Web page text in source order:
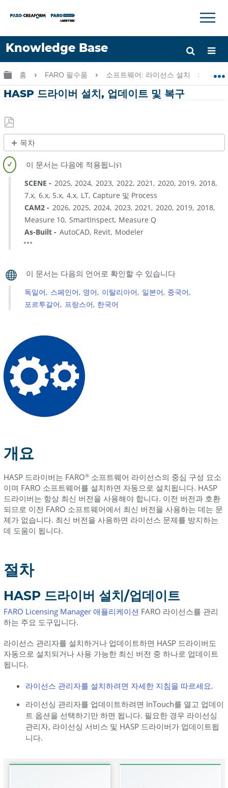
Knowledge Base
언어
도움 받기 로그인
×
글로벌 계층 확장/축소
홈 FARO 필수품 소프트웨어: 라이선스 설치
HASP 드라이버 설치, 업데이트 및 복구
PDF
로
저
장
목차
절
차
HASP
드
라
이
치/
업
데
HASP
Repair
HASP
라
선
라
이
와
RUS
설
치/
업
일
다
운
드
HASP
전
호
확
인
전
SCENE 2025 2024 2023 2022 2021 2020 2019 2018
7.x 6.x 5.x 4.x LT Capture 및 Process
CAM2 2026 2025 2024 2023 2021 2020 2019 2018
Measure 10 SmartInspect Measure Q
As-Built AutoCAD Revit Modeler
독일어 스페인어 영어 이탈리아어 일본어 중국어
포르투갈어 프랑스어 한국어
개요
HASP 드라이버는 FARO®소프트웨어 라이선스의 중심 구성 요소
이며 FARO 소프트웨어를 설치하면 자동으로 설치됩니다. HASP
드라이버는 항상 최신 버전을 사용해야 합니다. 이전 버전과 호환
되므로 이전 FARO 소프트웨어에서 최신 버전을 사용하는 데는 문
제가 없습니다. 최신 버전을 사용하면 라이선스 문제를 방지하는
데 도움이 됩니다.
절차
HASP 드라이버 설치/업데이트
FARO Licensing Manager 애플리케이션 FARO 라이선스를 관리
하는 주요 도구입니다.
라이선스 관리자를 설치하거나 업데이트하면 HASP 드라이버도
자동으로 설치되거나 사용 가능한 최신 버전 중 하나로 업데이트
됩니다.
라이선스 관리자를 설치하려면 자세한 지침을 따르세요.
라이선싱 관리자를 업데이트하려면 InTouch를 열고 업데이
트 옵션을 선택하기만 하면 됩니다. 필요한 경우 라이선싱
관리자, 라이선싱 서비스 및 HASP 드라이버가 업데이트됩
니다.